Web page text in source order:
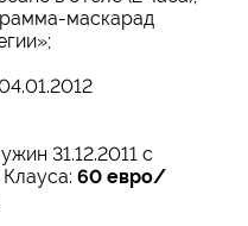
маскарад
31.12.2011 с
60 евро/